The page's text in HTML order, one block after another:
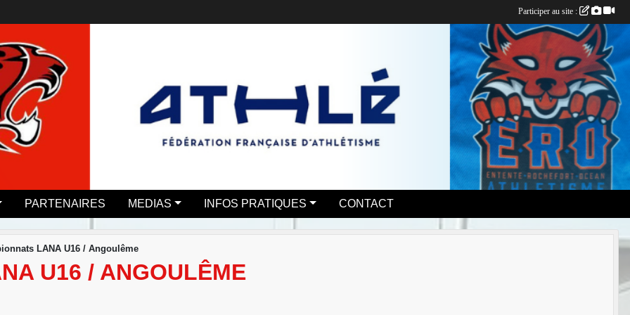
PARTENAIRES MEDIAS INFOS PRATIQUES CONTACT
LANA U16 / Angoulême
U16 / ANGOULÊME
Participer au site :